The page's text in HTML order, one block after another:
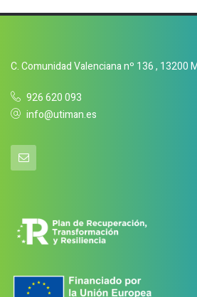
C. Comunidad Valenciana nº 136 , 13200
926 620 093
info@utiman.es